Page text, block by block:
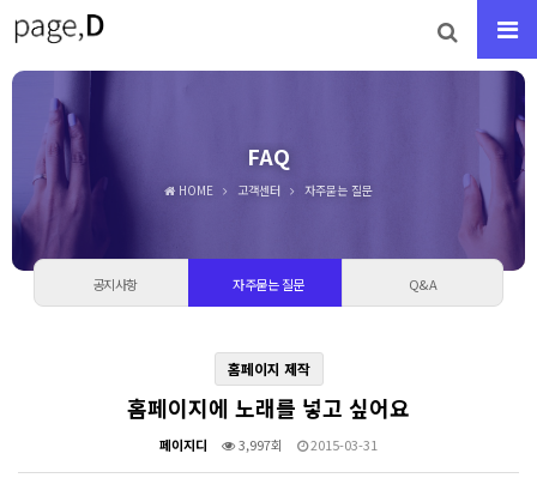
FAQ
HOME 고객센터 자주묻는 질문
공지사항 자주묻는 질문 Q&A
홈페이지 제작
홈페이지에 노래를 넣고 싶어요
페이지디 3,997회 2015-03-31